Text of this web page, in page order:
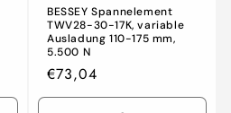
BESSEY Spannelement
TWV28-30-17K, variable
Ausladung 110-175 mm,
5.500 N
Normaler
Preis
€73,04